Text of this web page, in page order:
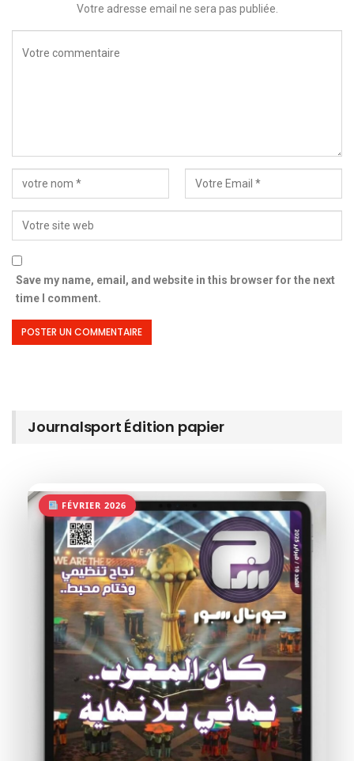
Votre adresse email ne sera pas publiée.
Save my name, email, and website in this browser for the next
time I comment.
Journalsport Édition papier
FÉVRIER 2026